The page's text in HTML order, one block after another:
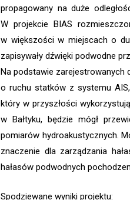
propagowany na duże
W projekcie BIAS
w większości w miejscach o
zapisywały dźwięki podwodne
Na podstawie zarejestrowanych
o ruchu statków z systemu
który w przyszłości
w Bałtyku, będzie mógł
pomiarów hydroakustycznych.
znaczenie dla zarządzania
hałasów podwodnych
Spodziewane wyniki projektu: